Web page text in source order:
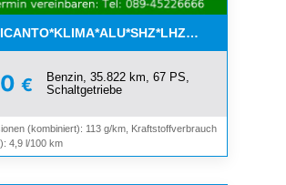
€
Benzin, 35.822 km, 67 PS,
Schaltgetriebe
(kombiniert): 113 g/km, Kraftstoffverbrauch
4,9 l/100 km